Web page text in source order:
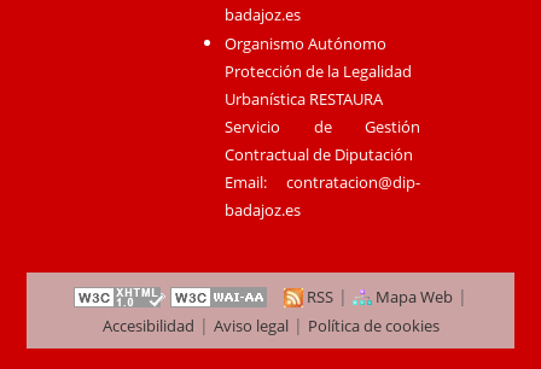
badajoz.es
Organismo Autónomo
Protección de la Legalidad
Urbanística RESTAURA
Servicio de Gestión
Contractual de Diputación
Email:contratacion@dip-
badajoz.es
RSS | Mapa Web |
Accesibilidad | Aviso legal| Política de cookies